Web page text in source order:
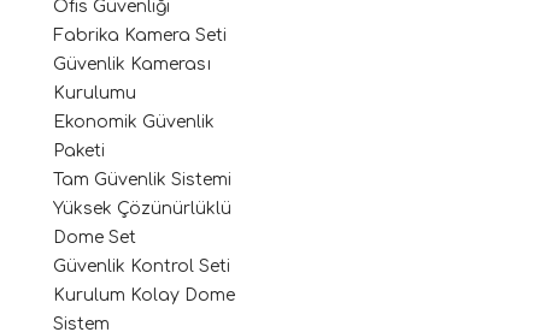
Ofis Güvenliği
Fabrika Kamera Seti
Güvenlik Kamerası
Kurulumu
Ekonomik Güvenlik
Paketi
Tam Güvenlik Sistemi
Yüksek Çözünürlüklü
Dome Set
Güvenlik Kontrol Seti
Kurulum Kolay Dome
Sistem